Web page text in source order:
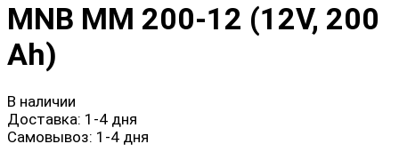
MNB MM 200-12 (12V, 200
Ah)
В наличии
Доставка: 1-4 дня
Самовывоз: 1-4 дня